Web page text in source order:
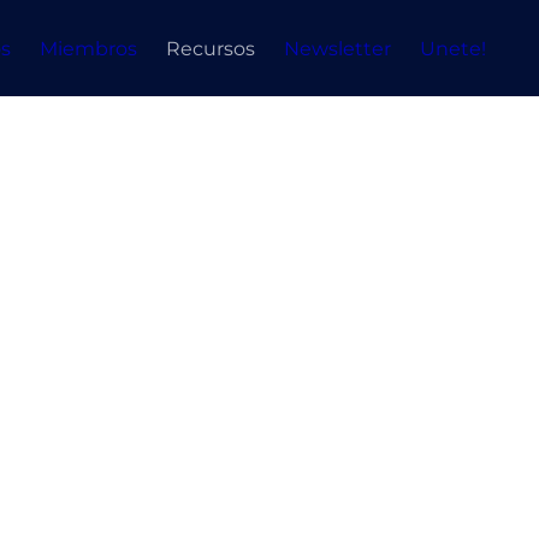
Miembros Recursos Newsletter Unete!